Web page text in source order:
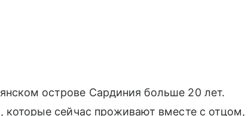
острове Сардиния больше 20 лет.
которые сейчас проживают вместе с отцом,